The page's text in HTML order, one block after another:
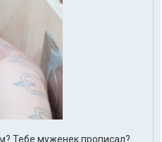
Тебе муженек прописал?